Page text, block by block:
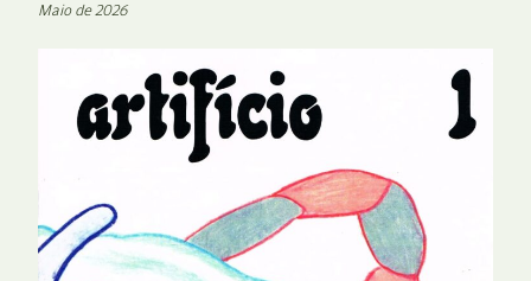
Maio de 2026